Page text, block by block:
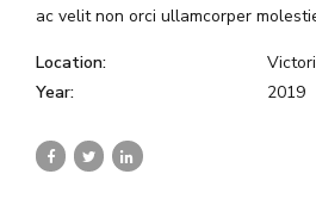
ac velit non orci ullamcorper
Location:
Year:
2019